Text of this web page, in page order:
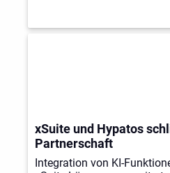
xSuite und Hypatos
Partnerschaft
Integration von KI-